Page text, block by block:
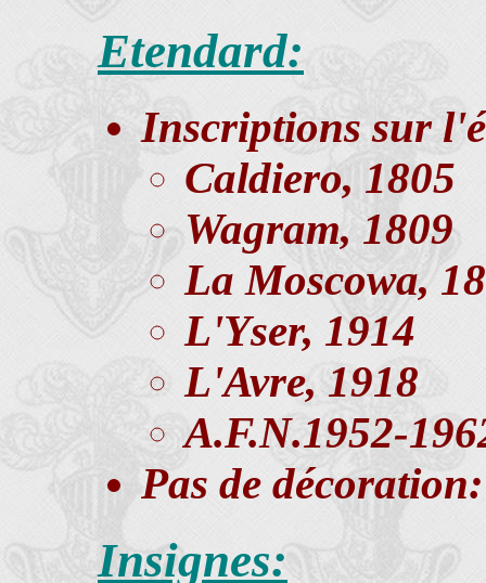
Etendard:
Inscriptions sur
Caldiero, 1805
Wagram, 1809
La Moscowa,
L'Yser, 1914
L'Avre, 1918
A.F.N.1952-
Pas de décoration:
Insignes: